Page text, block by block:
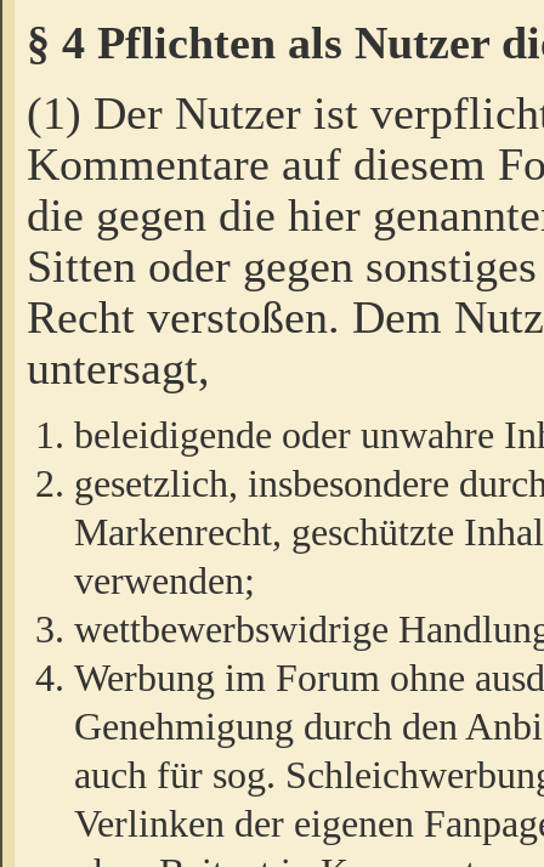
§ 4 Pflichten als Nutzer
(1) Der Nutzer ist
Kommentare auf diesem
die gegen die hier
Sitten oder gegen
Recht verstoßen. Dem
untersagt,
beleidigende oder unwahre
gesetzlich, insbesondere
Markenrecht, geschützte
verwenden;
wettbewerbswidrige
Werbung im Forum ohne
Genehmigung durch den
auch für sog.
Verlinken der eigenen